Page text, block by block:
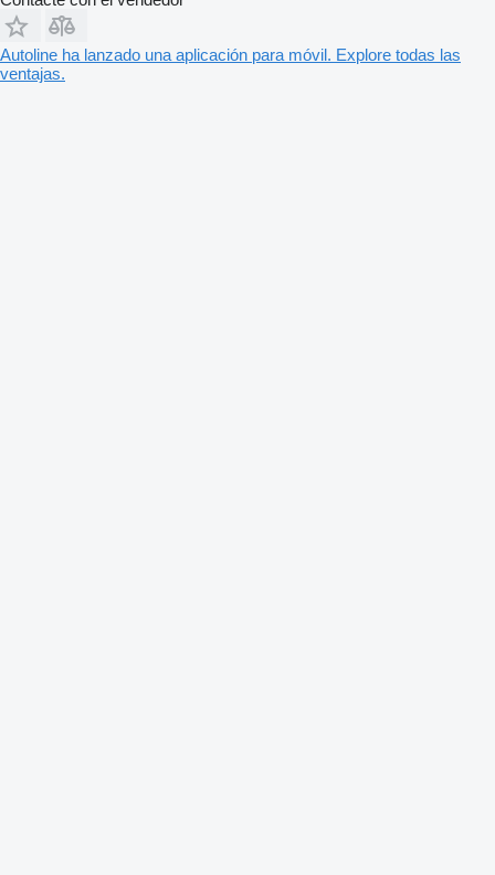
Autoline ha lanzado una aplicación para móvil. Explore todas las
ventajas.